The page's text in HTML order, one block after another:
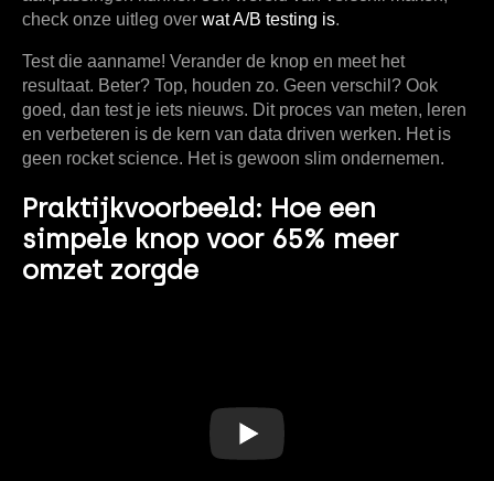
check onze uitleg over wat A/B testing is.
Test die aanname! Verander de knop en meet het
resultaat. Beter? Top, houden zo. Geen verschil? Ook
goed, dan test je iets nieuws. Dit proces van meten, leren
en verbeteren is de kern van data driven werken. Het is
geen rocket science. Het is gewoon slim ondernemen.
Praktijkvoorbeeld: Hoe een
simpele knop voor 65% meer
omzet zorgde